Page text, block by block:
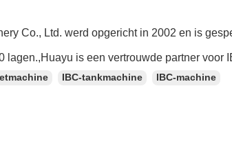
Co., Ltd. werd opgericht in 2002 en is
lagen.,Huayu is een vertrouwde partner voor
IBC-tankmachine IBC-machine